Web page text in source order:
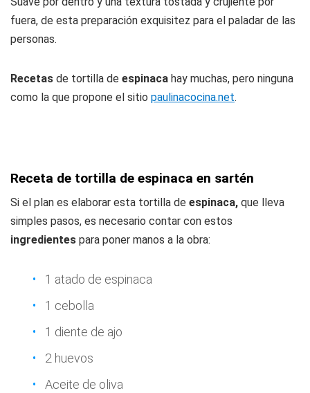
fuera, de esta preparación exquisitez para el paladar de las
personas.
Recetas de tortilla de espinaca hay muchas, pero ninguna
como la que propone el sitio paulinacocina.net.
Receta de tortilla de espinaca en sartén
Si el plan es elaborar esta tortilla de espinaca, que lleva
simples pasos, es necesario contar con estos
ingredientes para poner manos a la obra:
1 atado de espinaca
1 cebolla
1 diente de ajo
2 huevos
Aceite de oliva